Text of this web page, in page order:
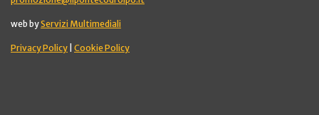
web byServizi Multimediali
Privacy Policy Cookie Policy